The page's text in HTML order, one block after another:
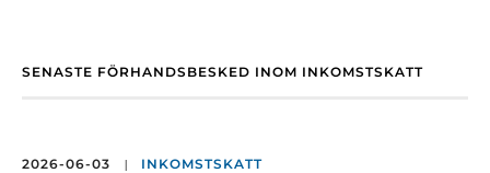
SENASTE FÖRHANDSBESKED INOM INKOMSTSKATT
2026-06-03 | INKOMSTSKATT